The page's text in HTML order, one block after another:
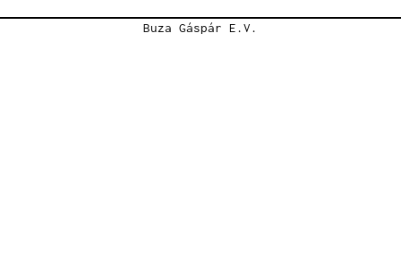
Buza Gáspár E.V.